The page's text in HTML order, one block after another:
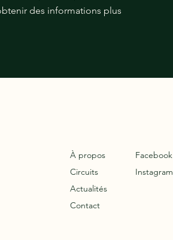
des informations plus
À propos
Circuits
Actualités
Contact
Facebook
Instagram